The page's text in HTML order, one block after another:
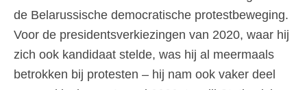
de Belarussische democratische protestbeweging.
Voor de presidentsverkiezingen van 2020, waar hij
zich ook kandidaat stelde, was hij al meermaals
betrokken bij protesten – hij nam ook vaker deel